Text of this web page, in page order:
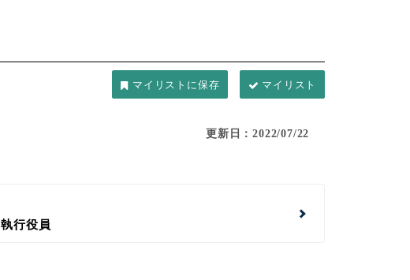
マイリスト
更新日：2022/07/22
執行役員